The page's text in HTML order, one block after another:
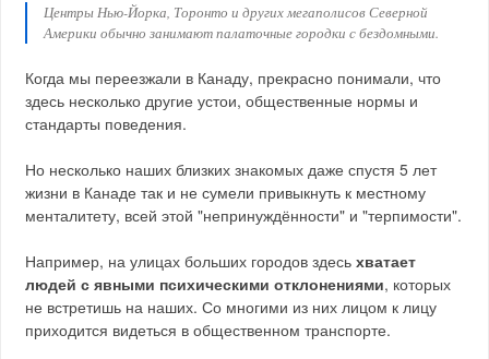
Центры Нью-Йорка, Торонто и других мегаполисов Северной
Америки обычно занимают палаточные городки с бездомными.
Когда мы переезжали в Канаду, прекрасно понимали, что
здесь несколько другие устои, общественные нормы и
стандарты поведения.
Но несколько наших близких знакомых даже спустя 5 лет
жизни в Канаде так и не сумели привыкнуть к местному
менталитету, всей этой "непринуждённости" и "терпимости".
Например, на улицах больших городов здесьхватает
людей с явными психическими отклонениями, которых
не встретишь на наших. Со многими из них лицом к лицу
приходится видеться в общественном транспорте.